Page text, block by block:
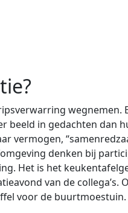
wegnemen.
beeld in gedachten dan
vermogen,
denken bij
Het is het
van de collega’s.
voor de buurtmoestuin.